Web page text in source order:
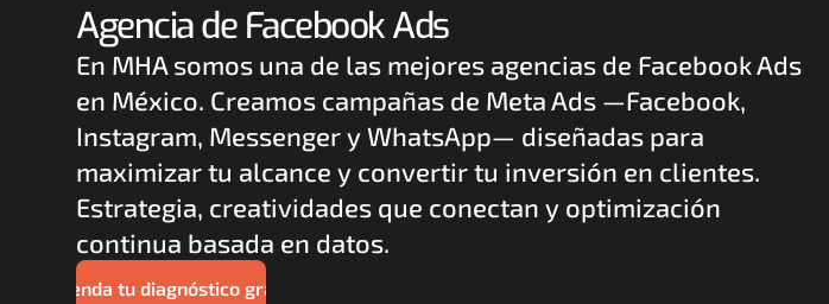
Agencia de Facebook Ads
En MHA somos una de las mejores agencias de Facebook Ads
en México. Creamos campañas de Meta Ads —Facebook,
Instagram, Messenger y WhatsApp— diseñadas para
maximizar tu alcance y convertir tu inversión en clientes.
Estrategia, creatividades que conectan y optimización
continua basada en datos.
Agenda tu diagnóstico gratis